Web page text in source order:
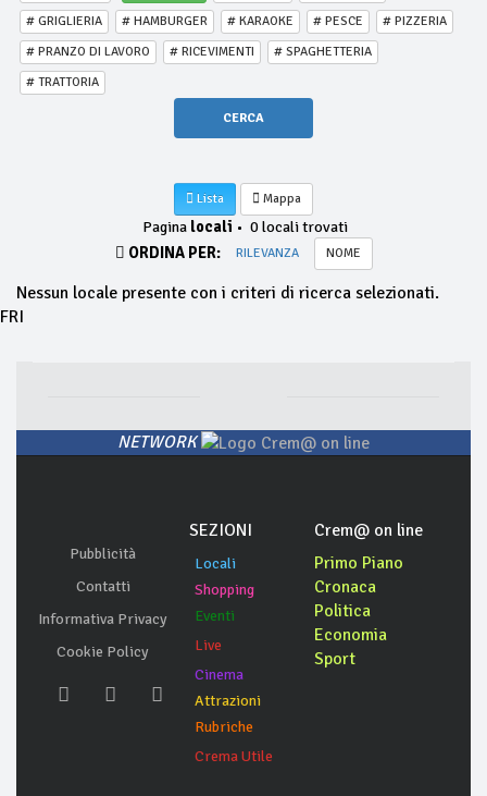
# GRIGLIERIA
# HAMBURGER # KARAOKE # PESCE
# PIZZERIA
# PRANZO DI LAVORO
# RICEVIMENTI
# SPAGHETTERIA
# TRATTORIA
CERCA
Lista Mappa
Pagina locali • 0 locali trovati
ORDINA PER:
RILEVANZA NOME
Nessun locale presente con i criteri di ricerca selezionati.
FRI
NETWORK
Pubblicità
Contatti
Informativa Privacy
Cookie Policy
SEZIONI
Locali
Shopping
Eventi
Live
Cinema
Attrazioni
Rubriche
Crema Utile
Crem@ on line
Primo Piano
Cronaca
Politica
Economia
Sport